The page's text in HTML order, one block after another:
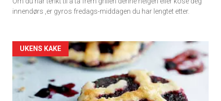
×
Apéritif
Vi tilbyr flere ukentlige nyhetsbrev. Du
kan fritt velge hvilke du ønsker å få
tilsendt.
rett
innendørs ,er gyros fredags-middagen du har lengtet etter.
Artikler
detail
-
UKENS KAKE